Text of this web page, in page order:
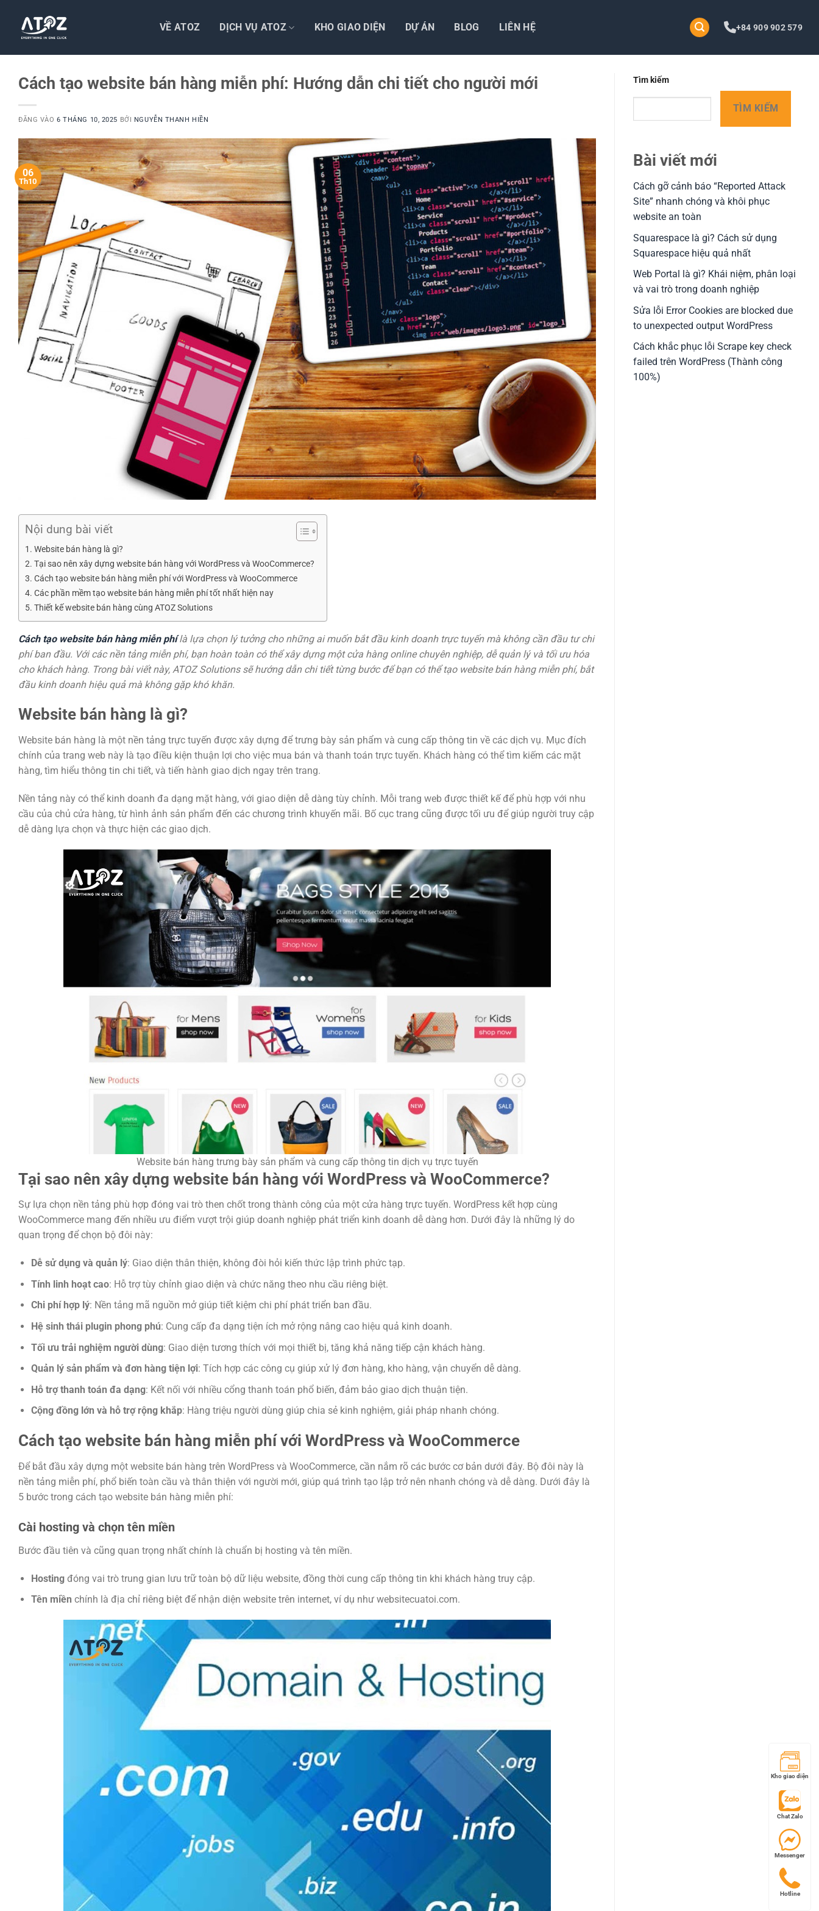
Kho giao diện
Chat Zalo
Messenger
Hotline
dung
VỀ ATOZ DỊCH VỤ ATOZ KHO GIAO DIỆN DỰ ÁN BLOG LIÊN HỆ +84 909 902 579
Cách tạo website bán hàng miễn phí: Hướng dẫn chi tiết cho người mới
ĐĂNG VÀO6 THÁNG 10, 2025 BỞI NGUYỄN THANH HIỀN
06
Th10
Nội dung bài viết
Website bán hàng là gì?
Tại sao nên xây dựng website bán hàng với WordPress và WooCommerce?
Cách tạo website bán hàng miễn phí với WordPress và WooCommerce
Các phần mềm tạo website bán hàng miễn phí tốt nhất hiện nay
Thiết kế website bán hàng cùng ATOZ Solutions
Cách tạo website bán hàng miễn phílà lựa chọn lý tưởng cho những ai muốn bắt đầu kinh doanh trực tuyến mà không cần đầu tư chi
phí ban đầu. Với các nền tảng miễn phí, bạn hoàn toàn có thể xây dựng một cửa hàng online chuyên nghiệp, dễ quản lý và tối ưu hóa
cho khách hàng. Trong bài viết này, ATOZ Solutions sẽ hướng dẫn chi tiết từng bước để bạn có thể tạo website bán hàng miễn phí, bắt
đầu kinh doanh hiệu quả mà không gặp khó khăn.
Website bán hàng là gì?
Website bán hàng là một nền tảng trực tuyến được xây dựng để trưng bày sản phẩm và cung cấp thông tin về các dịch vụ. Mục đích
chính của trang web này là tạo điều kiện thuận lợi cho việc mua bán và thanh toán trực tuyến. Khách hàng có thể tìm kiếm các mặt
hàng, tìm hiểu thông tin chi tiết, và tiến hành giao dịch ngay trên trang.
Nền tảng này có thể kinh doanh đa dạng mặt hàng, với giao diện dễ dàng tùy chỉnh. Mỗi trang web được thiết kế để phù hợp với nhu
cầu của chủ cửa hàng, từ hình ảnh sản phẩm đến các chương trình khuyến mãi. Bố cục trang cũng được tối ưu để giúp người truy cập
dễ dàng lựa chọn và thực hiện các giao dịch.
Website bán hàng trưng bày sản phẩm và cung cấp thông tin dịch vụ trực tuyến
Tại sao nên xây dựng website bán hàng với WordPress và WooCommerce?
Sự lựa chọn nền tảng phù hợp đóng vai trò then chốt trong thành công của một cửa hàng trực tuyến. WordPress kết hợp cùng
WooCommerce mang đến nhiều ưu điểm vượt trội giúp doanh nghiệp phát triển kinh doanh dễ dàng hơn. Dưới đây là những lý do
quan trọng để chọn bộ đôi này:
Dễ sử dụng và quản lý: Giao diện thân thiện, không đòi hỏi kiến thức lập trình phức tạp.
Tính linh hoạt cao: Hỗ trợ tùy chỉnh giao diện và chức năng theo nhu cầu riêng biệt.
Chi phí hợp lý: Nền tảng mã nguồn mở giúp tiết kiệm chi phí phát triển ban đầu.
Hệ sinh thái plugin phong phú: Cung cấp đa dạng tiện ích mở rộng nâng cao hiệu quả kinh doanh.
Tối ưu trải nghiệm người dùng: Giao diện tương thích với mọi thiết bị, tăng khả năng tiếp cận khách hàng.
Quản lý sản phẩm và đơn hàng tiện lợi: Tích hợp các công cụ giúp xử lý đơn hàng, kho hàng, vận chuyển dễ dàng.
Hỗ trợ thanh toán đa dạng: Kết nối với nhiều cổng thanh toán phổ biến, đảm bảo giao dịch thuận tiện.
Cộng đồng lớn và hỗ trợ rộng khắp: Hàng triệu người dùng giúp chia sẻ kinh nghiệm, giải pháp nhanh chóng.
Cách tạo website bán hàng miễn phí với WordPress và WooCommerce
Để bắt đầu xây dựng một website bán hàng trên WordPress và WooCommerce, cần nắm rõ các bước cơ bản dưới đây. Bộ đôi này là
nền tảng miễn phí, phổ biến toàn cầu và thân thiện với người mới, giúp quá trình tạo lập trở nên nhanh chóng và dễ dàng. Dưới đây là
5 bước trong cách tạo website bán hàng miễn phí:
Cài hosting và chọn tên miền
Bước đầu tiên và cũng quan trọng nhất chính là chuẩn bị hosting và tên miền.
Hostingđóng vai trò trung gian lưu trữ toàn bộ dữ liệu website, đồng thời cung cấp thông tin khi khách hàng truy cập.
Tên miền chính là địa chỉ riêng biệt để nhận diện website trên internet, ví dụ như websitecuatoi.com.
Tìm kiếm
TÌM KIẾM
Bài viết mới
Cách gỡ cảnh báo “Reported Attack
Site” nhanh chóng và khôi phục
website an toàn
Squarespace là gì? Cách sử dụng
Squarespace hiệu quả nhất
Web Portal là gì? Khái niệm, phân loại
và vai trò trong doanh nghiệp
Sửa lỗi Error Cookies are blocked due
to unexpected output WordPress
Cách khắc phục lỗi Scrape key check
failed trên WordPress (Thành công
100%)